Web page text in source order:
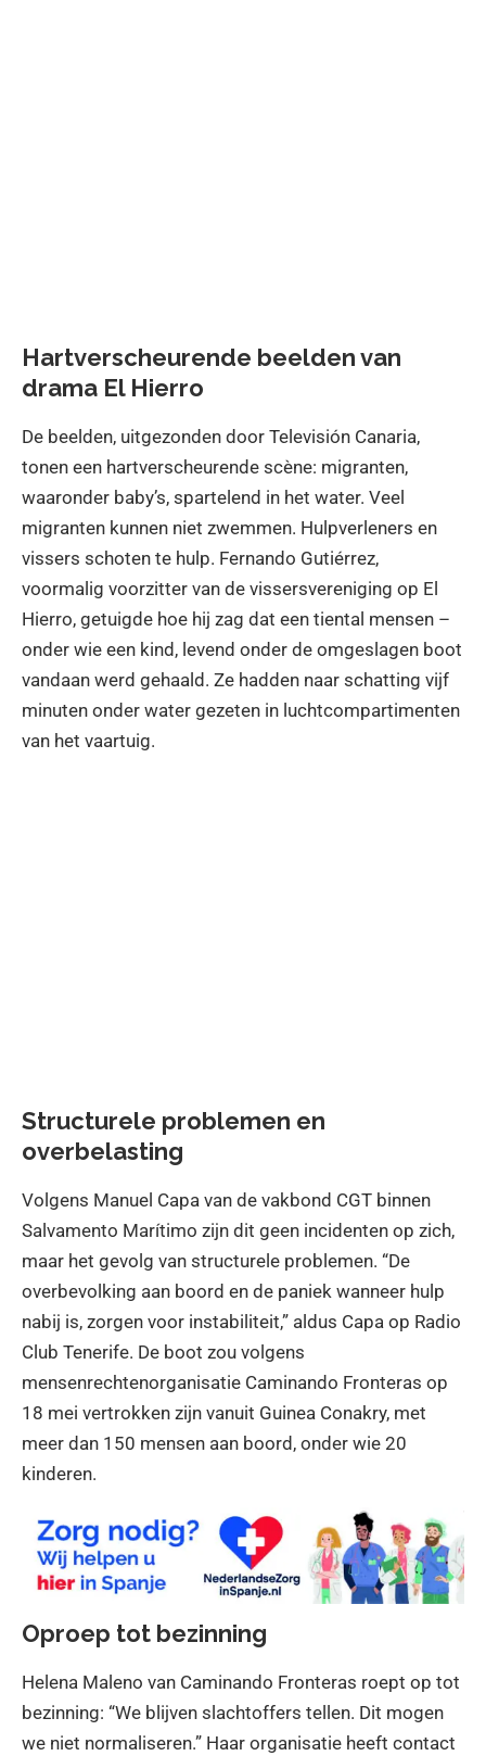
Hartverscheurende beelden van
drama El Hierro
De beelden, uitgezonden door Televisión Canaria,
tonen een hartverscheurende scène: migranten,
waaronder baby’s, spartelend in het water. Veel
migranten kunnen niet zwemmen. Hulpverleners en
vissers schoten te hulp. Fernando Gutiérrez,
voormalig voorzitter van de vissersvereniging op El
Hierro, getuigde hoe hij zag dat een tiental mensen –
onder wie een kind, levend onder de omgeslagen boot
vandaan werd gehaald. Ze hadden naar schatting vijf
minuten onder water gezeten in luchtcompartimenten
van het vaartuig.
Structurele problemen en
overbelasting
Volgens Manuel Capa van de vakbond CGT binnen
Salvamento Marítimo zijn dit geen incidenten op zich,
maar het gevolg van structurele problemen. “De
overbevolking aan boord en de paniek wanneer hulp
nabij is, zorgen voor instabiliteit,” aldus Capa op Radio
Club Tenerife. De boot zou volgens
mensenrechtenorganisatie Caminando Fronteras op
18 mei vertrokken zijn vanuit Guinea Conakry, met
meer dan 150 mensen aan boord, onder wie 20
kinderen.
Oproep tot bezinning
Helena Maleno van Caminando Fronteras roept op tot
bezinning: “We blijven slachtoffers tellen. Dit mogen
we niet normaliseren.” Haar organisatie heeft contact